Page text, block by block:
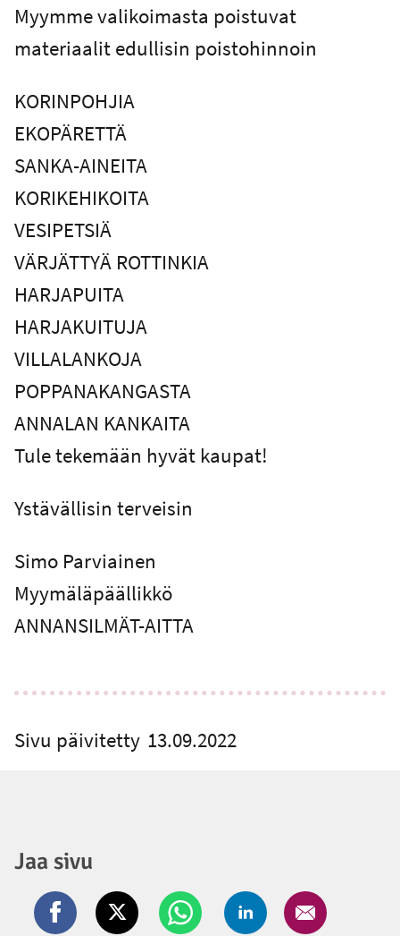
Myymme valikoimasta poistuvat
materiaalit edullisin poistohinnoin
KORINPOHJIA
EKOPÄRETTÄ
SANKA-AINEITA
KORIKEHIKOITA
VESIPETSIÄ
VÄRJÄTTYÄ ROTTINKIA
HARJAPUITA
HARJAKUITUJA
VILLALANKOJA
POPPANAKANGASTA
ANNALAN KANKAITA
Tule tekemään hyvät kaupat!
Ystävällisin terveisin
Simo Parviainen
Myymäläpäällikkö
ANNANSILMÄT-AITTA
Sivu päivitetty 13.09.2022
Jaa sivu